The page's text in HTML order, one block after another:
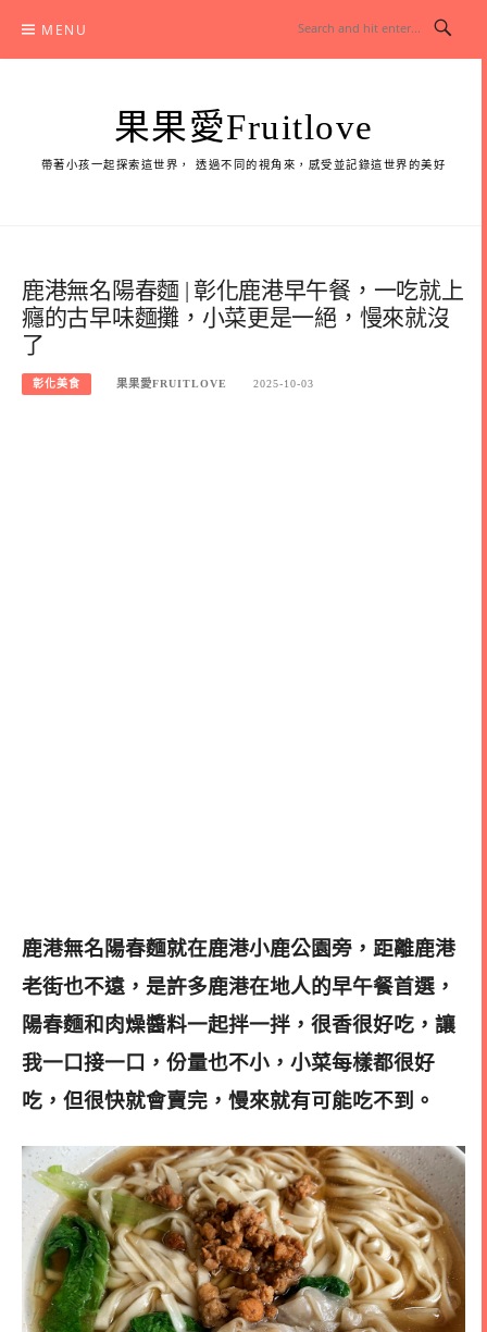
content
MENU
果果愛Fruitlove
帶著小孩一起探索這世界， 透過不同的視角來，感受並記錄這世界的美好
鹿港無名陽春麵 | 彰化鹿港早午餐，一吃就上
癮的古早味麵攤，小菜更是一絕，慢來就沒
了
彰化美食 果果愛FRUITLOVE 2025-10-03
鹿港無名陽春麵就在鹿港小鹿公園旁，距離鹿港
老街也不遠，是許多鹿港在地人的早午餐首選，
陽春麵和肉燥醬料一起拌一拌，很香很好吃，讓
我一口接一口，份量也不小， 小菜每樣都很好
吃，但很快就會賣完，慢來就有可能吃不到 。